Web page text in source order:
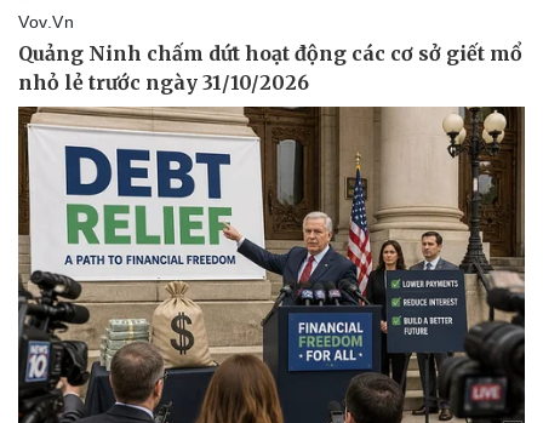
Doanh nghiệp
Thông tin doanh nghiệp
Doanh nghiệp 24h
Doanh nhân
Vì cộng đồng
Công nghệ
Sành điệu
Tin Công nghệ
Trải nghiệm
Chuyển đổi số